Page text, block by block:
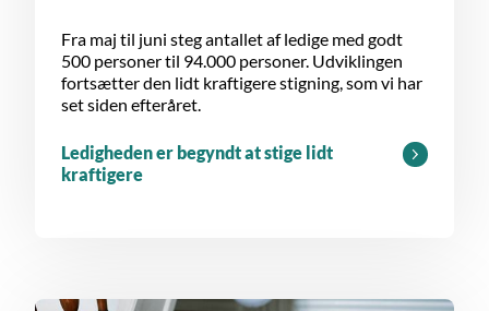
Fra maj til juni steg antallet af ledige med godt
500 personer til 94.000 personer. Udviklingen
fortsætter den lidt kraftigere stigning, som vi har
set siden efteråret.
Ledigheden er begyndt at stige lidt
kraftigere